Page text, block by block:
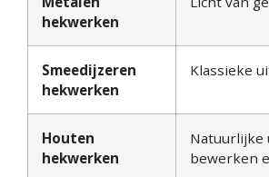
hekwerken
Smeedijzeren
hekwerken
Klassieke
Houten
hekwerken
Natuurlijke
bewerken